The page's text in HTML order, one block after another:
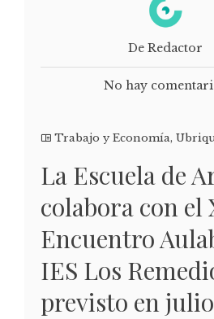
De Redactor
No hay
Trabajo y Economía,
La Escuela de
colabora con el
Encuentro
IES Los
previsto en julio